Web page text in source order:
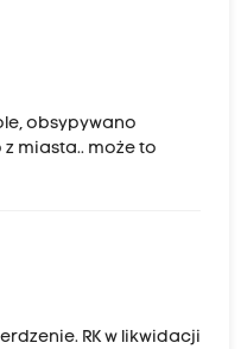
obsypywano
miasta.. może to
RK w likwidacji